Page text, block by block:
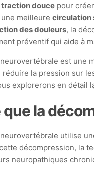
traction douce pour
une meilleurecirculation
des douleurs, la
préventif qui aide à
est une
la pression sur
explorerons en détail
que la
utilise
décompression, la
neuropathiques